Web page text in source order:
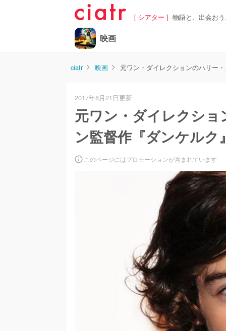
[ シアター ] 物語と、出会お
映画
ciatr 映画 元ワン・ダイレクションのハリー
2017年8月21日更新
元ワン・ダイレクシ
ン監督作『ダンケル
このページにはプロモーションが含まれています